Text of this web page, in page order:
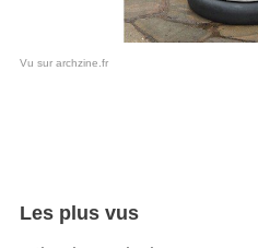
Vu sur archzine.fr
Les plus vus